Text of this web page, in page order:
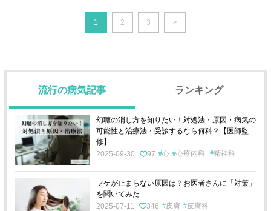
1 2 3 >
流行の病気記事 ランキング
幻聴の消し方を知りたい！対処法・原因・病気の
可能性と治療法・受診するなら何科？【医師監
修】
2025-09-30
97 心 心療内科 精神科
フケが止まらない原因は？お医者さんに「対策」
を聞いてみた
2025-07-11
346 皮膚 皮膚科